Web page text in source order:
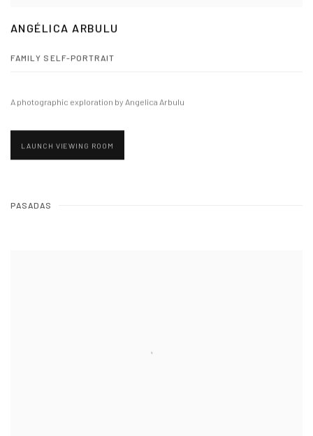
ANGÉLICA ARBULU
FAMILY SELF-PORTRAIT
A photographic exploration by Angelica Arbulu
LAUNCH VIEWING ROOM
PASADAS